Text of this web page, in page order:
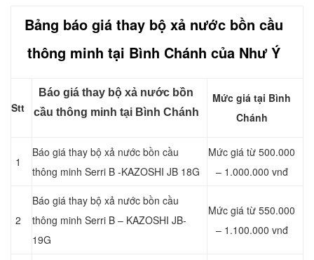
Bảng báo giá thay bộ xả nước bồn cầu
thông minh tại Bình Chánh của Như Ý
Stt
Báo giá thay bộ xả nước bồn
cầu thông minh tại Bình Chánh
Mức giá tại Bình
Chánh
1
Báo giá thay bộ xả nước bồn cầu
thông minh Serri B -KAZOSHI JB 18G
Mức giá từ 500.000
– 1.000.000 vnđ
2
Báo giá thay bộ xả nước bồn cầu
thông minh Serri B – KAZOSHI JB-
19G
Mức giá từ 550.000
– 1.100.000 vnđ